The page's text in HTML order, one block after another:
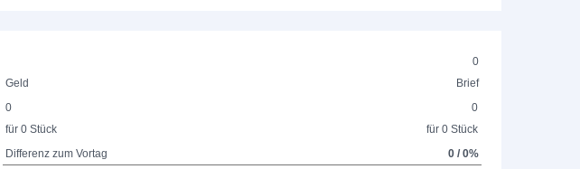
0
Geld
Brief
0
für 0 Stück
0
für 0 Stück
Differenz zum Vortag
0 / 0%